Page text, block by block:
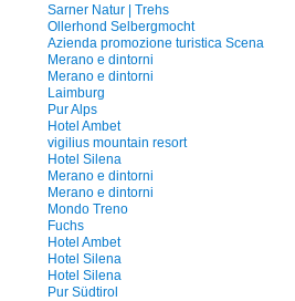
Sarner Natur | Trehs
Ollerhond Selbergmocht
Azienda promozione turistica Scena
Merano e dintorni
Merano e dintorni
Laimburg
Pur Alps
Hotel Ambet
vigilius mountain resort
Hotel Silena
Merano e dintorni
Merano e dintorni
Mondo Treno
Fuchs
Hotel Ambet
Hotel Silena
Hotel Silena
Pur Südtirol